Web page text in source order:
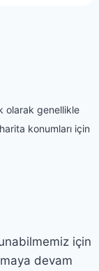
olarak genellikle
konumları için
için
devam